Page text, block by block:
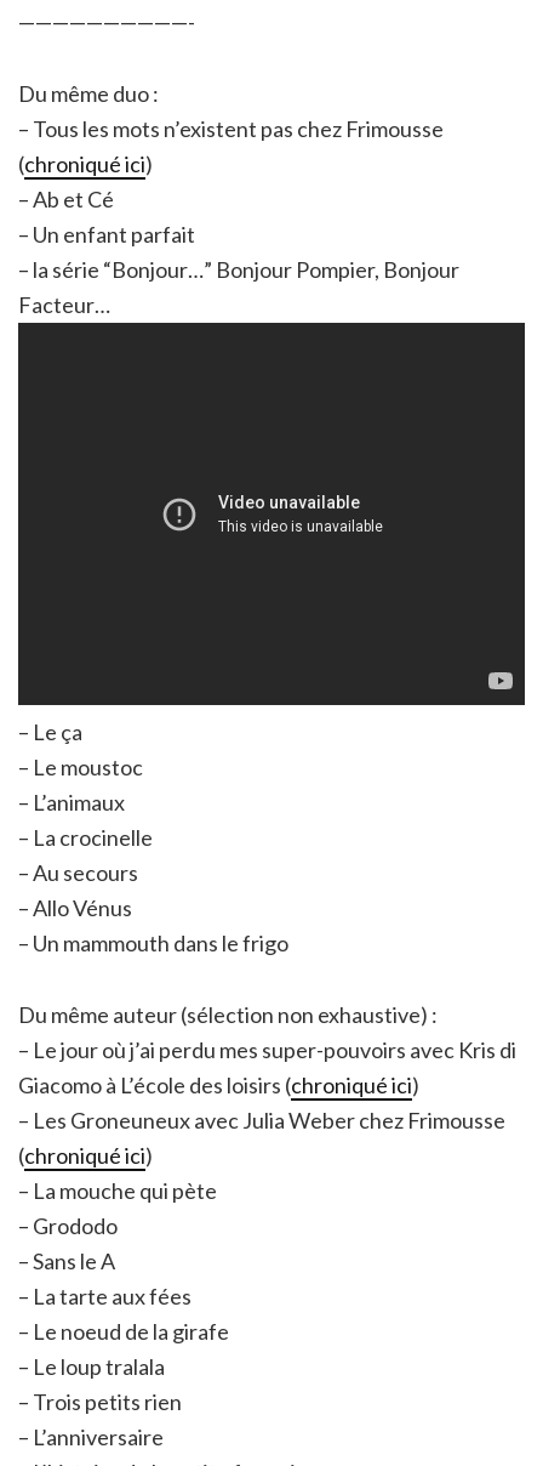
——————————-
Du même duo :
– Tous les mots n’existent pas chez Frimousse
(chroniqué ici)
– Ab et Cé
– Un enfant parfait
– la série “Bonjour…” Bonjour Pompier, Bonjour
Facteur…
– Le ça
– Le moustoc
– L’animaux
– La crocinelle
– Au secours
– Allo Vénus
– Un mammouth dans le frigo
Du même auteur (sélection non exhaustive) :
– Le jour où j’ai perdu mes super-pouvoirs avec Kris di
Giacomo à L’école des loisirs (chroniqué ici)
– Les Groneuneux avec Julia Weber chez Frimousse
(chroniqué ici)
– La mouche qui pète
– Grododo
– Sans le A
– La tarte aux fées
– Le noeud de la girafe
– Le loup tralala
– Trois petits rien
– L’anniversaire